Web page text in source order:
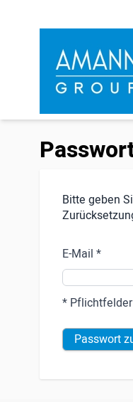
Bitte geben
E-Mail
* Pflichtfelder
Passwort